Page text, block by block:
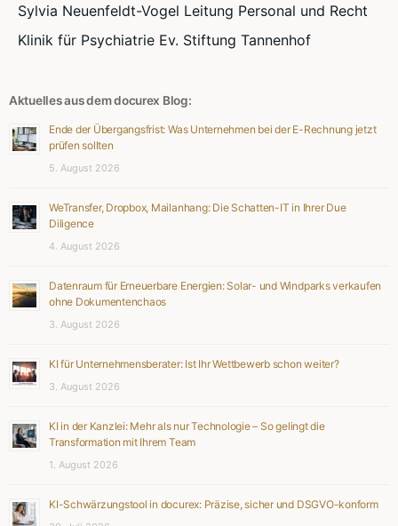
Sylvia Neuenfeldt-Vogel Leitung Personal und Recht
Klinik für Psychiatrie Ev. Stiftung Tannenhof
Aktuelles aus dem docurex Blog:
Ende der Übergangsfrist: Was Unternehmen bei der E-Rechnung jetzt
prüfen sollten
5. August 2026
WeTransfer, Dropbox, Mailanhang: Die Schatten-IT in Ihrer Due
Diligence
4. August 2026
Datenraum für Erneuerbare Energien: Solar- und Windparks verkaufen
ohne Dokumentenchaos
3. August 2026
KI für Unternehmensberater: Ist Ihr Wettbewerb schon weiter?
3. August 2026
KI in der Kanzlei: Mehr als nur Technologie – So gelingt die
Transformation mit Ihrem Team
1. August 2026
KI-Schwärzungstool in docurex: Präzise, sicher und DSGVO-konform